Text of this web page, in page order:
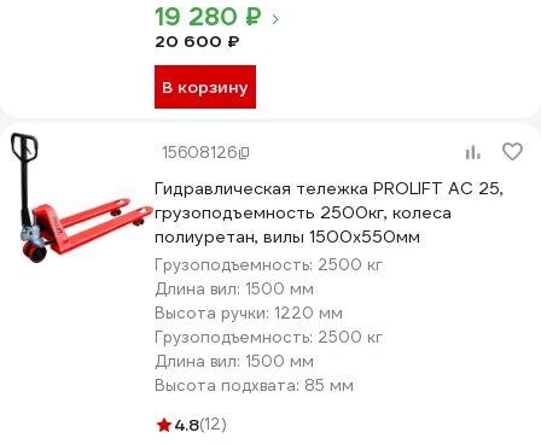
19 280 ₽
20 600 ₽
В корзину
15608126
Гидравлическая тележка PROLIFT AC 25,
грузоподъемность 2500кг, колеса
полиуретан, вилы 1500x550мм
Грузоподъемность: 2500 кг
Длина вил: 1500 мм
Высота ручки: 1220 мм
Грузоподъемность: 2500 кг
Длина вил: 1500 мм
Высота подхвата: 85 мм
4.8(12)